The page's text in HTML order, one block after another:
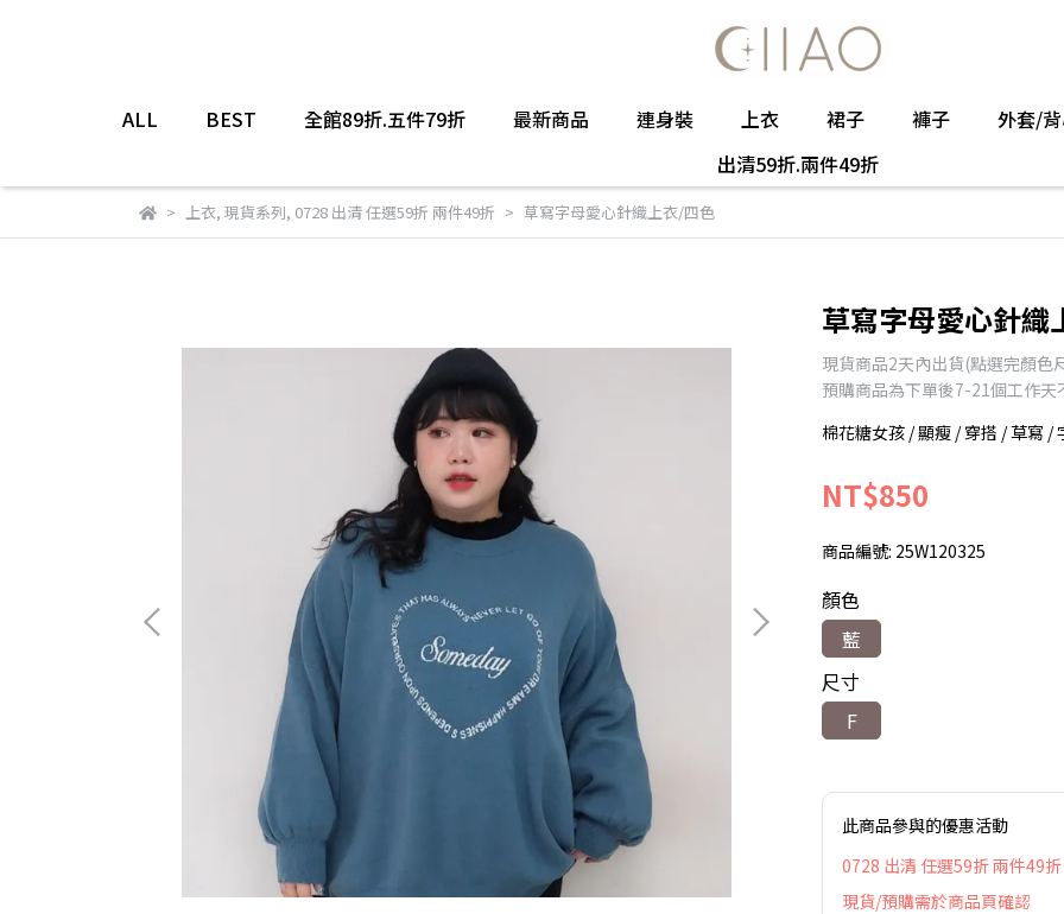
ALL BEST 全館89折.五件79折 最新商品 連身裝 上衣 裙子 褲子
外套/
出清59折.兩件49折
上衣, 現貨系列, 0728 出清 任選59折 兩件49折 草寫字母愛心針織上衣/四色
草寫字母愛心針織
現貨商品2天內出貨(點選完顏色
預購商品為下單後7-21個工作
棉花糖女孩 / 顯瘦 / 穿搭 / 草寫 /
NT$850
商品編號: 25W120325
顏色
藍
尺寸
F
此商品參與的優惠活動
0728 出清 任選59折 兩件49折
現貨/預購需於商品頁確認